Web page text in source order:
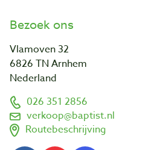
Bezoek ons
Vlamoven 32
6826 TN Arnhem
Nederland
026 351 2856
verkoop@baptist.nl
Routebeschrijving